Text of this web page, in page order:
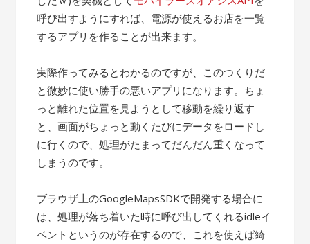
呼び出すようにすれば、電源が使えるお店を一覧
するアプリを作ることが出来ます。
実際作ってみるとわかるのですが、このつくりだ
と微妙に使い勝手の悪いアプリになります。ちょ
っと離れた位置を見ようとして移動を繰り返す
と、画面がちょっと動くたびにデータをロードし
に行くので、処理がたまってだんだん重くなって
しまうのです。
ブラウザ上のGoogleMapsSDKで開発する場合に
は、処理が落ち着いた時に呼び出してくれるidleイ
ベントというのが存在するので、これを使えば綺